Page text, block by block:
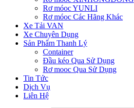
Rơ móoc YUNLI
Rơ móoc Các Hãng Khác
Xe Tải VAN
Xe Chuyên Dụng
Sản Phẩm Thanh Lý
Container
Đầu kéo Qua Sử Dụng
Rơ mooc Qua Sử Dụng
Tin Tức
Dịch Vụ
Liên Hệ